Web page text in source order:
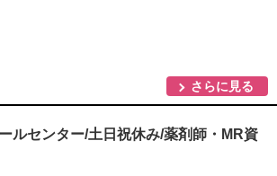
さらに見る
ルセンター/土日祝休み/薬剤師・MR資